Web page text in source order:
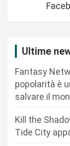
Ultime
Fantasy
popolarità è
salvare il
Kill the
Tide City